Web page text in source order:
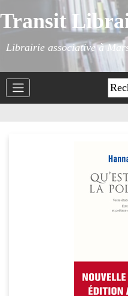
Transit
Librairie associative à